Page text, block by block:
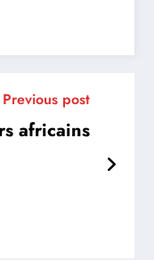
Previous post
africains